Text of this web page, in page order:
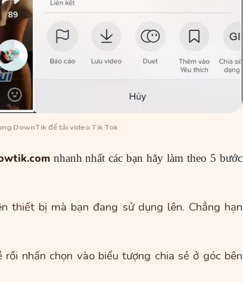
DownTik để tải video Tik Tok
nhanh nhất các bạn hãy làm theo 5 bước
thiết bị mà bạn đang sử dụng lên. Chẳng hạn
nhấn chọn vào biểu tượng chia sẻ ở góc bên